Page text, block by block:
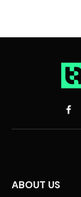
ABOUT US